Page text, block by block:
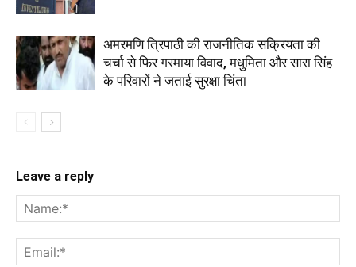
अमरमणि त्रिपाठी की राजनीतिक सक्रियता की
चर्चा से फिर गरमाया विवाद, मधुमिता और सारा सिंह
के परिवारों ने जताई सुरक्षा चिंता
Leave a reply